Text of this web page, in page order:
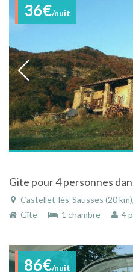
36€/nuit
Gite pour 4 personnes
Castellet-lès-Sausses (20 km), Alpes-de-
Gîte
1 chambre 4
86€/nuit